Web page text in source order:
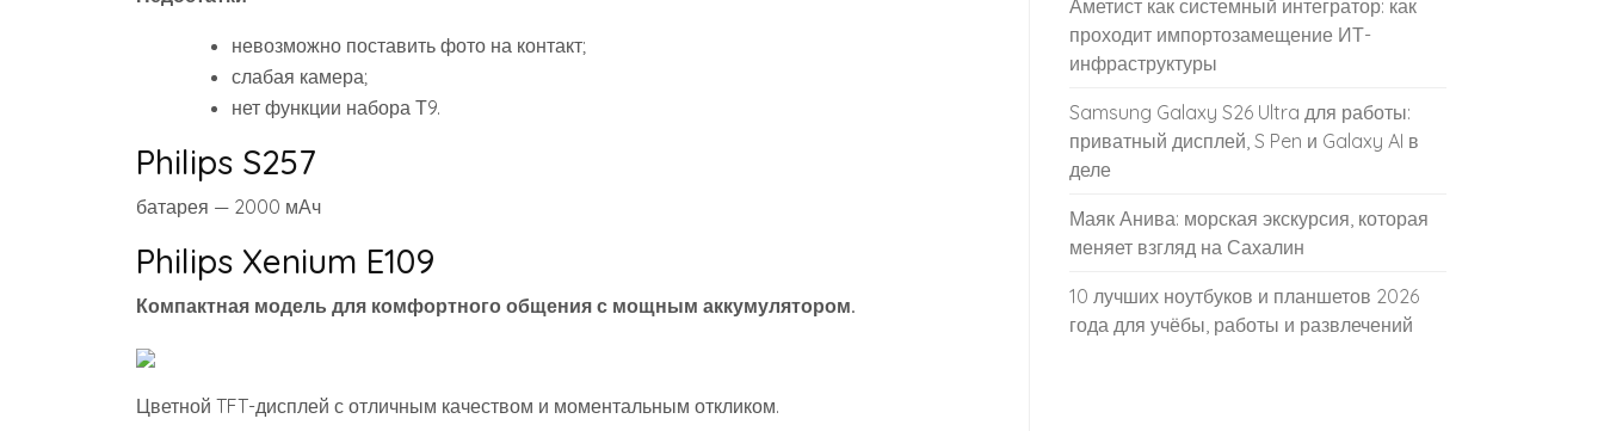
невозможно поставить фото на контакт;
слабая камера;
нет функции набора Т9.
Philips S257
батарея — 2000 мАч
Philips Xenium E109
Компактная модель для комфортного общения с мощным аккумулятором.
Цветной TFT-дисплей с отличным качеством и моментальным откликом.
Аметист как системный интегратор: как
проходит импортозамещение ИТ-
инфраструктуры
Samsung Galaxy S26 Ultra для работы:
приватный дисплей, S Pen и Galaxy AI в
деле
Маяк Анива: морская экскурсия, которая
меняет взгляд на Сахалин
10 лучших ноутбуков и планшетов 2026
года для учёбы, работы и развлечений